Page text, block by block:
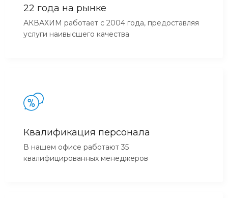
22 года на рынке
АКВАХИМ работает с 2004 года, предоставляя
услуги наивысшего качества
Квалификация персонала
В нашем офисе работают 35
квалифицированных менеджеров